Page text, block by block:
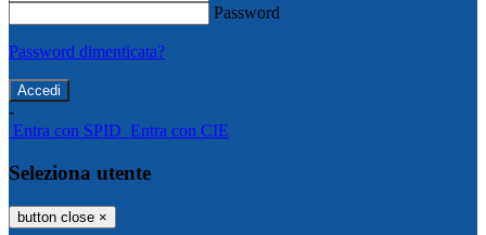
Password
Password dimenticata?
-
Entra con SPID Entra con CIE
Seleziona utente
button close ×